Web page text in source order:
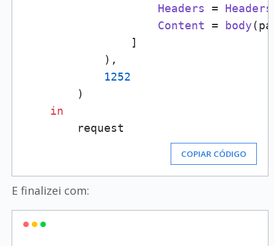
Headers = Headers
Content = body
                ]
            ),
1252
        )
in
COPIAR CÓDIGO
E finalizei com: